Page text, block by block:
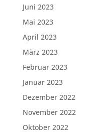
Juni 2023
Mai 2023
April 2023
März 2023
Februar 2023
Januar 2023
Dezember 2022
November 2022
Oktober 2022